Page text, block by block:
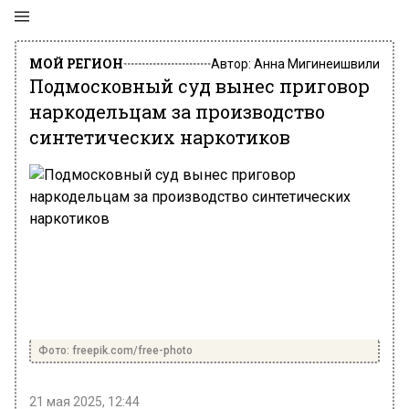
МОЙ РЕГИОН Автор: Анна Мигинеишвили
Подмосковный суд вынес приговор
наркодельцам за производство
синтетических наркотиков
Фото: freepik.com/free-photo
21 мая 2025, 12:44